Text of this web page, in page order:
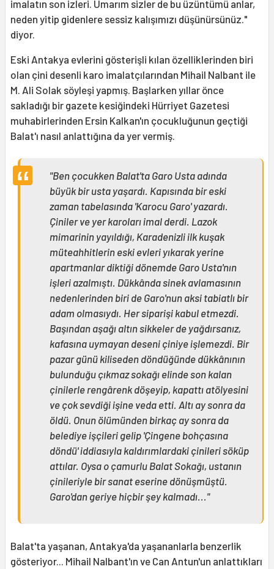
imalatın son izleri. Umarım sizler de bu üzüntümü anlar,
neden yitip gidenlere sessiz kalışımızı düşünürsünüz."
diyor.
Eski Antakya evlerini gösterişli kılan özelliklerinden biri
olan çini desenli karo imalatçılarından Mihail Nalbant ile
M. Ali Solak söyleşi yapmış. Başlarken yıllar önce
sakladığı bir gazete kesiğindeki Hürriyet Gazetesi
muhabirlerinden Ersin Kalkan'ın çocukluğunun geçtiği
Balat'ı nasıl anlattığına da yer vermiş.
"Ben çocukken Balat'ta Garo Usta adında
büyük bir usta yaşardı. Kapısında bir eski
zaman tabelasında 'Karocu Garo' yazardı.
Çiniler ve yer karoları imal derdi. Lazok
mimarinin yayıldığı, Karadenizli ilk kuşak
müteahhitlerin eski evleri yıkarak yerine
apartmanlar diktiği dönemde Garo Usta'nın
işleri azalmıştı. Dükkânda sinek avlamasının
nedenlerinden biri de Garo'nun aksi tabiatlı bir
adam olmasıydı. Her siparişi kabul etmezdi.
Başından aşağı altın sikkeler de yağdırsanız,
kafasına uymayan deseni çiniye işlemezdi. Bir
pazar günü kiliseden döndüğünde dükkânının
bulunduğu çıkmaz sokağı elinde son kalan
çinilerle rengârenk döşeyip, kapattı atölyesini
ve çok sevdiği işine veda etti. Altı ay sonra da
öldü. Onun ölümünden birkaç ay sonra da
belediye işçileri gelip 'Çingene bohçasına
döndü' iddiasıyla kaldırımlardaki çinileri söküp
attılar. Oysa o çamurlu Balat Sokağı, ustanın
çinileriyle bir sanat eserine dönüşmüştü.
Garo'dan geriye hiçbir şey kalmadı..."
Balat'ta yaşanan, Antakya'da yaşananlarla benzerlik
gösteriyor... Mihail Nalbant'ın ve Can Antun'un anlattıkları